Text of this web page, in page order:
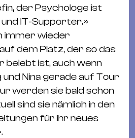
der Psychologe ist
IT-Supporter.»
immer wieder
dem Platz, der so das
belebt ist, auch wenn
und Nina gerade auf Tour
werden sie bald schon
sind sie nämlich in den
für ihr neues